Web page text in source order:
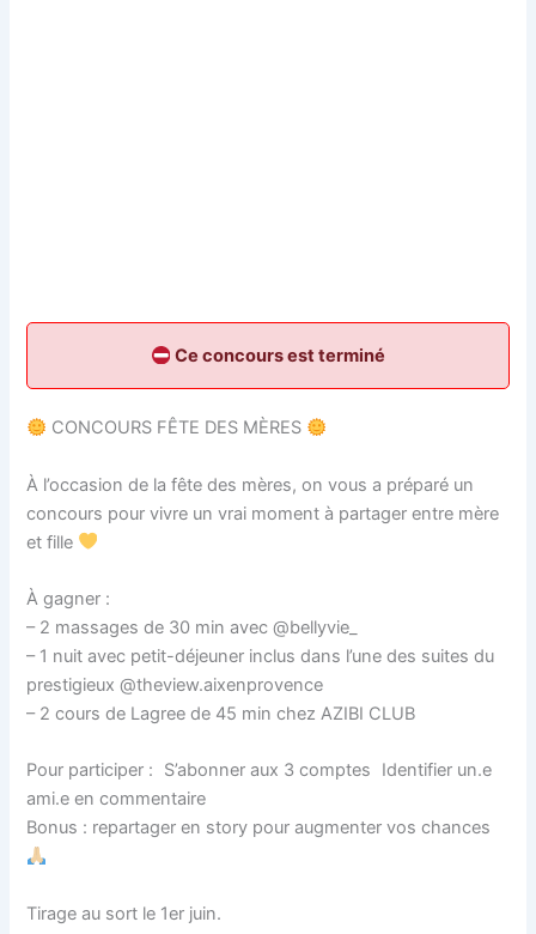
Ce concours est terminé
CONCOURS FÊTE DES MÈRES
À l’occasion de la fête des mères, on vous a préparé un
concours pour vivre un vrai moment à partager entre mère
et fille
À gagner :
– 2 massages de 30 min avec @bellyvie_
– 1 nuit avec petit-déjeuner inclus dans l’une des suites du
prestigieux @theview.aixenprovence
– 2 cours de Lagree de 45 min chez AZIBI CLUB
Pour participer : S’abonner aux 3 comptes Identifier un.e
ami.e en commentaire
Bonus : repartager en story pour augmenter vos chances
Tirage au sort le 1er juin.